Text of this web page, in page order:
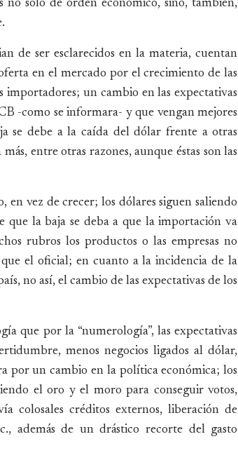
no solo de orden económico, sino, también,
de ser esclarecidos en la materia, cuentan
en el mercado por el crecimiento de las
un cambio en las expectativas
-como se informara- y que vengan mejores
se debe a la caída del dólar frente a otras
entre otras razones, aunque éstas son las
vez de crecer; los dólares siguen saliendo
la baja se deba a que la importación va
rubros los productos o las empresas no
el oficial; en cuanto a la incidencia de la
no así, el cambio de las expectativas de los
que por la “numerología”, las expectativas
menos negocios ligados al dólar,
por un cambio en la política económica; los
el oro y el moro para conseguir votos,
colosales créditos externos, liberación de
además de un drástico recorte del gasto